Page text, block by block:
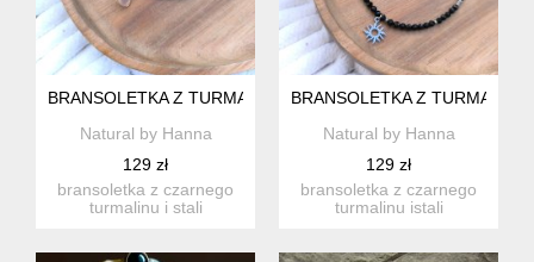
BRANSOLETKA Z TURMALINU
Natural by Hanna
129 zł
bransoletka z czarnego
turmalinu i stali
BRANSOLETKA Z TURMALINU
Natural by Hanna
129 zł
bransoletka z czarnego
turmalinu istali